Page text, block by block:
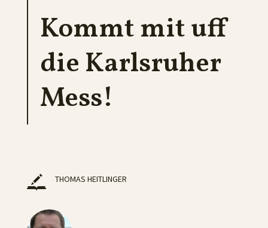
Kommt mit uff
die Karlsruher
Mess!
THOMAS HEITLINGER